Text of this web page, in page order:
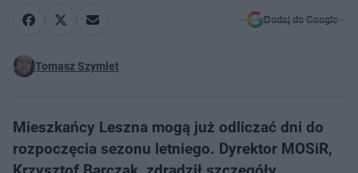
Dodaj do Google
Tomasz Szymlet
Mieszkańcy Leszna mogą już odliczać dni do
rozpoczęcia sezonu letniego. Dyrektor MOSiR,